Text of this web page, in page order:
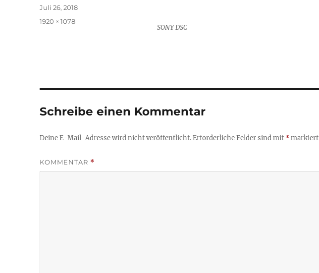
SONY DSC
Veröffentlicht
Juli 26, 2018
Volle
1920 × 1078
Schreibe einen Kommentar
Deine E-Mail-Adresse wird nicht veröffentlicht.Erforderliche Felder sind mit *markiert
KOMMENTAR *